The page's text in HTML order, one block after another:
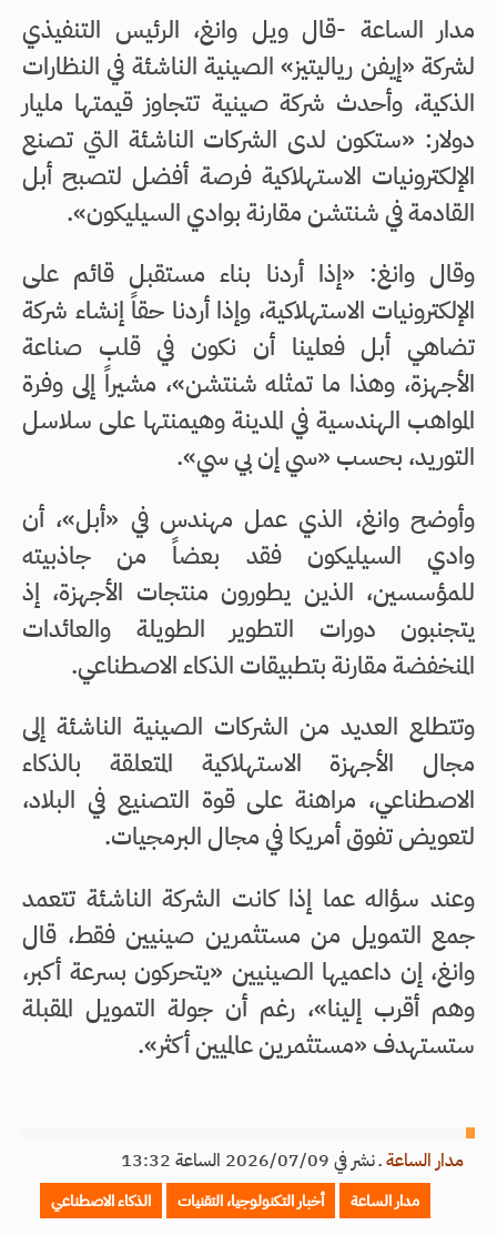
مدار الساعة -قال ويل وانغ، الرئيس التنفيذي
لشركة «إيفن رياليتيز» الصينية الناشئة في النظارات
الذكية، وأحدث شركة صينية تتجاوز قيمتها مليار
دولار: «ستكون لدى الشركات الناشئة التي تصنع
الإلكترونيات الاستهلاكية فرصة أفضل لتصبح أبل
القادمة في شنتشن مقارنة بوادي السيليكون».
وقال وانغ: «إذا أردنا بناء مستقبل قائم على
الإلكترونيات الاستهلاكية، وإذا أردنا حقاً إنشاء شركة
تضاهي أبل فعلينا أن نكون في قلب صناعة
الأجهزة، وهذا ما تمثله شنتشن»، مشيراً إلى وفرة
المواهب الهندسية في المدينة وهيمنتها على سلاسل
التوريد، بحسب «سي إن بي سي».
وأوضح وانغ، الذي عمل مهندس في «أبل»، أن
وادي السيليكون فقد بعضاً من جاذبيته
للمؤسسين، الذين يطورون منتجات الأجهزة، إذ
يتجنبون دورات التطوير الطويلة والعائدات
المنخفضة مقارنة بتطبيقات الذكاء الاصطناعي.
وتتطلع العديد من الشركات الصينية الناشئة إلى
مجال الأجهزة الاستهلاكية المتعلقة بالذكاء
الاصطناعي، مراهنة على قوة التصنيع في البلاد،
لتعويض تفوق أمريكا في مجال البرمجيات.
وعند سؤاله عما إذا كانت الشركة الناشئة تتعمد
جمع التمويل من مستثمرين صينيين فقط، قال
وانغ، إن داعميها الصينيين «يتحركون بسرعة أكبر،
وهم أقرب إلينا»، رغم أن جولة التمويل المقبلة
ستستهدف «مستثمرين عالميين أكثر».
مدار الساعةـنشر في 2026/07/09 الساعة 13:32
مدار الساعة أخبار التكنولوجيا، التقنيات الذكاء الاصطناعي